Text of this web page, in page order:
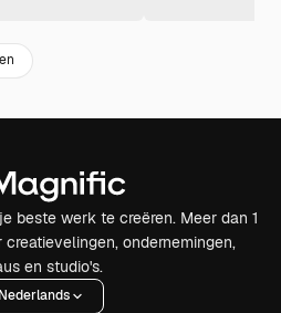
beste werk te creëren. Meer dan 1
ondernemingen,
en studio's.
Nederlands